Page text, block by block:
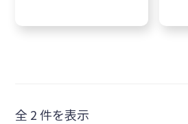
全 2 件を表示